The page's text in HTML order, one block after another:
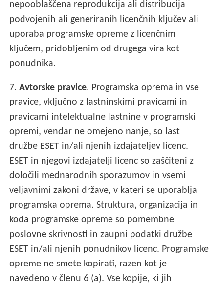
nepooblaščena reprodukcija ali distribucija
podvojenih ali generiranih licenčnih ključev ali
uporaba programske opreme z licenčnim
ključem, pridobljenim od drugega vira kot
ponudnika.
7.Avtorske pravice. Programska oprema in vse
pravice, vključno z lastninskimi pravicami in
pravicami intelektualne lastnine v programski
opremi, vendar ne omejeno nanje, so last
družbe ESET in/ali njenih izdajateljev licenc.
ESET in njegovi izdajatelji licenc so zaščiteni z
določili mednarodnih sporazumov in vsemi
veljavnimi zakoni države, v kateri se uporablja
programska oprema. Struktura, organizacija in
koda programske opreme so pomembne
poslovne skrivnosti in zaupni podatki družbe
ESET in/ali njenih ponudnikov licenc. Programske
opreme ne smete kopirati, razen kot je
navedeno v členu 6 (a). Vse kopije, ki jih